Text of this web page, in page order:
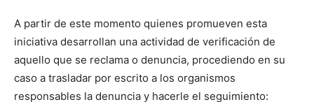
A partir de este momento quienes promueven esta
iniciativa desarrollan una actividad de verificación de
aquello que se reclama o denuncia, procediendo en su
caso a trasladar por escrito a los organismos
responsables la denuncia y hacerle el seguimiento: